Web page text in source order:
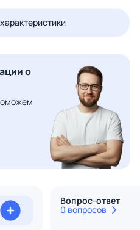
о
Вопрос-ответ
0 вопросов